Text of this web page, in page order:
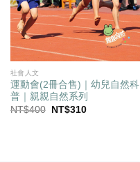
社會人文
運動會(2冊合售)｜幼兒自然科
普｜親親自然系列
NT$400
原
NT$310目